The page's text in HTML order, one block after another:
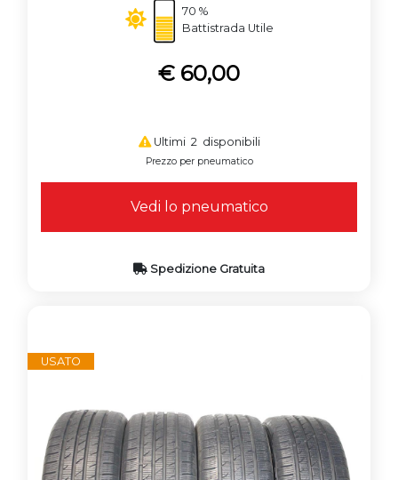
70 %
Battistrada Utile
€ 60,00
Ultimi 2 disponibili
Prezzo per pneumatico
Vedi lo pneumatico
Spedizione Gratuita
USATO